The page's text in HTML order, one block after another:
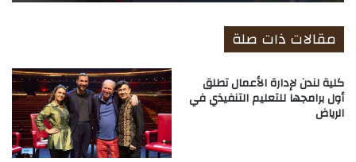
مقالات ذات صلة
كلية لندن لإدارة الأعمال تطلق
أول برامجها للتعليم التنفيذي في
الرياض